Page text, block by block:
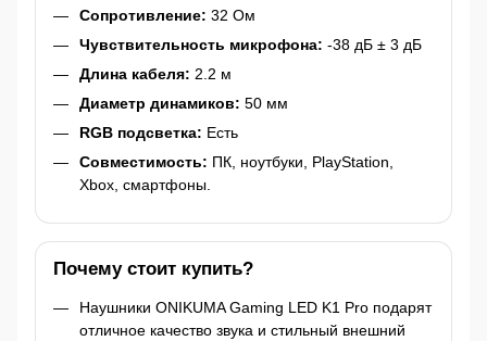
Сопротивление: 32 Ом
Чувствительность микрофона: -38 дБ ± 3 дБ
Длина кабеля: 2.2 м
Диаметр динамиков: 50 мм
RGB подсветка: Есть
Совместимость: ПК, ноутбуки, PlayStation,
Xbox, смартфоны.
Почему стоит купить?
Наушники ONIKUMA Gaming LED K1 Pro подарят
отличное качество звука и стильный внешний